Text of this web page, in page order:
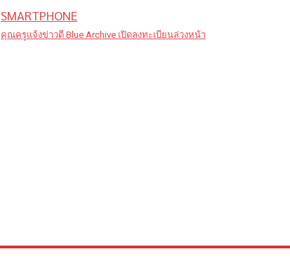
SMARTPHONE
คุณครูแจ้งข่าวดี Blue Archive เปิดลงทะเบียนล่วงหน้า